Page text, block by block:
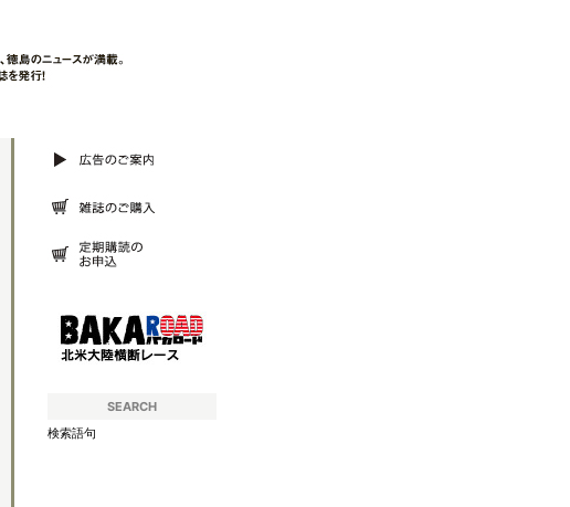
SEARCH
検索語句